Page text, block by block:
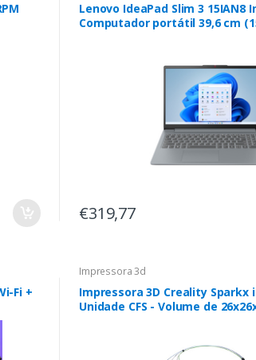
Lenovo IdeaPad Slim 3 15IAN8
Computador portátil 39,6 cm
€319,77
Fi +
Impressora 3d
Impressora 3D Creality Sparkx
Unidade CFS - Volume de